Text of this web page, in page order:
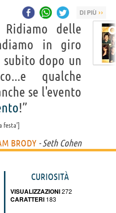
DI PIÙ ››
delle
in giro
dopo un
qualche
se l'evento
!”
festa'
BRODY - Seth Cohen
CURIOSITÀ
VISUALIZZAZIONI272
CARATTERI 183